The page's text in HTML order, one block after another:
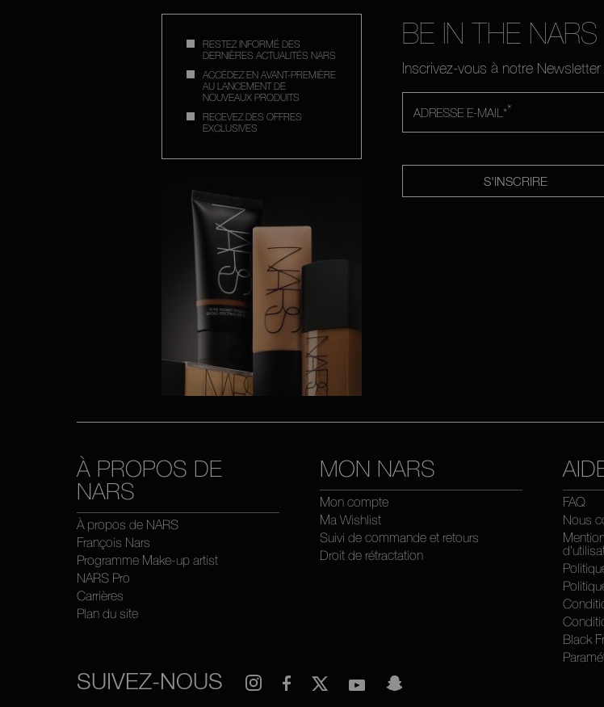
RESTEZ INFORMÉ DES
DERNIÈRES ACTUALITÉS NARS
ACCÉDEZ EN AVANT-PREMIÈRE
AU LANCEMENT DE
NOUVEAUX PRODUITS
RECEVEZ DES OFFRES
EXCLUSIVES
BE IN THE NARS
Inscrivez-vous à notre
*
ADRESSE E-MAIL*
S'INSCRIRE
À PROPOS DE
NARS
À propos de NARS
François Nars
Programme Make-up artist
NARS Pro
Carrières
Plan du site
MON NARS
Mon compte
Ma Wishlist
Suivi de commande et retours
Droit de rétractation
FAQ
Nous
Black
SUIVEZ-NOUS